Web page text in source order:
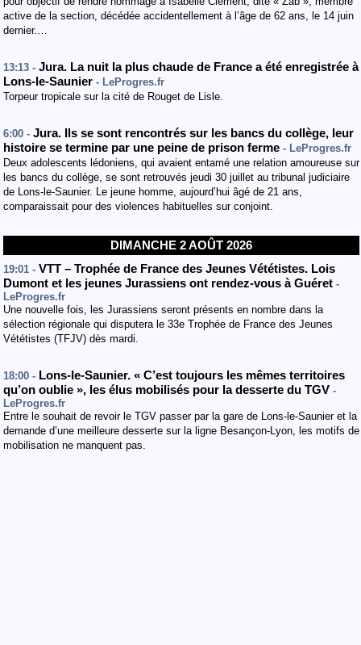
active de la section, décédée accidentellement à l’âge de 62 ans, le 14 juin
dernier.…
13:13 - Jura. La nuit la plus chaude de France a été enregistrée à
Lons-le-Saunier - LeProgres.fr
Torpeur tropicale sur la cité de Rouget de Lisle.
6:00 - Jura. Ils se sont rencontrés sur les bancs du collège, leur
histoire se termine par une peine de prison ferme - LeProgres.fr
Deux adolescents lédoniens, qui avaient entamé une relation amoureuse sur
les bancs du collège, se sont retrouvés jeudi 30 juillet au tribunal judiciaire
de Lons-le-Saunier. Le jeune homme, aujourd’hui âgé de 21 ans,
comparaissait pour des violences habituelles sur conjoint.
DIMANCHE 2 AOÛT 2026
19:01 - VTT – Trophée de France des Jeunes Vététistes. Lois
Dumont et les jeunes Jurassiens ont rendez-vous à Guéret -
LeProgres.fr
Une nouvelle fois, les Jurassiens seront présents en nombre dans la
sélection régionale qui disputera le 33e Trophée de France des Jeunes
Vététistes (TFJV) dès mardi.
18:00 - Lons-le-Saunier. « C’est toujours les mêmes territoires
qu’on oublie », les élus mobilisés pour la desserte du TGV -
LeProgres.fr
Entre le souhait de revoir le TGV passer par la gare de Lons-le-Saunier et la
demande d’une meilleure desserte sur la ligne Besançon-Lyon, les motifs de
mobilisation ne manquent pas.